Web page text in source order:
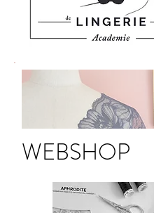
WEBSHOP